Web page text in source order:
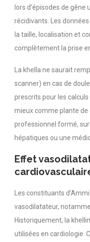
lors d’épisodes de
récidivants. Les
la taille, localisation et
complètement la prise
La khella ne saurait
scanner) en cas de
prescrits pour les calculs
mieux comme plante de
professionnel formé,
hépatiques ou une
Effet
Les constituants
vasodilatateur,
Historiquement, la
utilisées en cardiologie.